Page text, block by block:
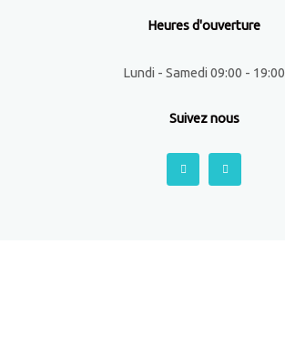
Heures d'ouverture
Lundi - Samedi 09:00 - 19:00
Suivez nous
a
n